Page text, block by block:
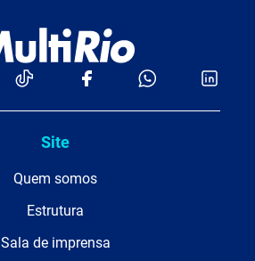
Site
Quem somos
Estrutura
Sala de imprensa